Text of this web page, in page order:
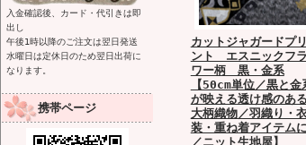
入金確認後、カード・代引きは即
出し
午後1時以降のご注文は翌日発送
水曜日は定休日のため翌日出荷に
なります。
携帯ページ
カットジャガードプリ
ント エスニックフラ
ワー柄 黒・金系
【50cm単位／黒と金
が映える透け感のある
大柄織物／羽織り・
装・重ね着アイテム
／ニット生地屋】